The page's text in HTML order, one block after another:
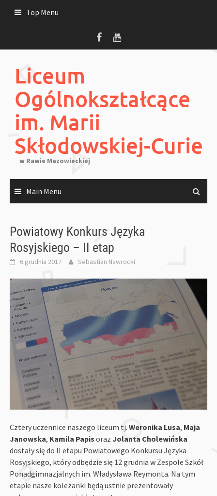
Top Menu
Liceum
Ogólnokształcące
im. Marii
Skłodowskiej-Curie
w Rawie Mazowieckiej
Main Menu
Powiatowy Konkurs Języka
Rosyjskiego – II etap
6 grudnia 2017 Sebastian Nawrocki
Cztery uczennice naszego liceum tj. Weronika Lusa, Maja
Janowska, Kamila Papis oraz Jolanta Cholewińska
dostały się do II etapu Powiatowego Konkursu Języka
Rosyjskiego, który odbędzie się 12 grudnia w Zespole Szkół
Ponadgimnazjalnych im. Władysława Reymonta. Na tym
etapie nasze koleżanki będą ustnie prezentowały